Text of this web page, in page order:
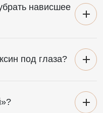
нависшее
под глаза?